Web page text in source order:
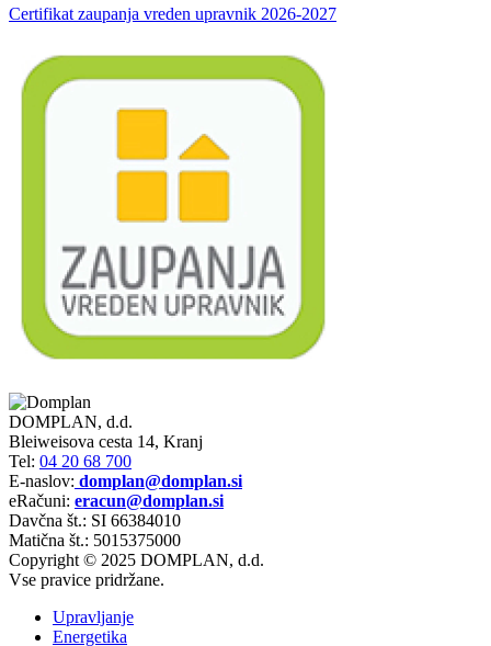
Certifikat zaupanja vreden upravnik 2026-2027
DOMPLAN, d.d.
Bleiweisova cesta 14, Kranj
Tel: 04 20 68 700
E-naslov: domplan@domplan.si
eRačuni: eracun@domplan.si
Davčna št.: SI 66384010
Matična št.: 5015375000
Copyright © 2025 DOMPLAN, d.d.
Vse pravice pridržane.
Upravljanje
Energetika